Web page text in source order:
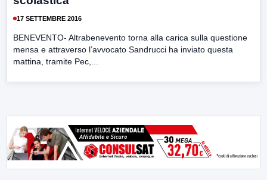
17 SETTEMBRE 2016
BENEVENTO- Altrabenevento torna alla carica sulla questione
mensa e attraverso l’avvocato Sandrucci ha inviato questa
mattina, tramite Pec,...